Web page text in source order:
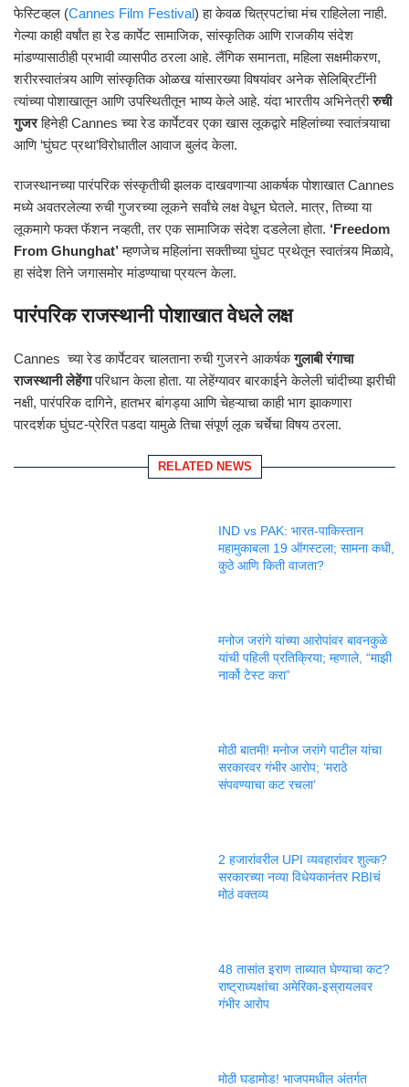
फेस्टिव्हल (Cannes Film Festival) हा केवळ चित्रपटांचा मंच राहिलेला नाही.
गेल्या काही वर्षांत हा रेड कार्पेट सामाजिक, सांस्कृतिक आणि राजकीय संदेश
मांडण्यासाठीही प्रभावी व्यासपीठ ठरला आहे. लैंगिक समानता, महिला सक्षमीकरण,
शरीरस्वातंत्र्य आणि सांस्कृतिक ओळख यांसारख्या विषयांवर अनेक सेलिब्रिटींनी
त्यांच्या पोशाखातून आणि उपस्थितीतून भाष्य केले आहे. यंदा भारतीय अभिनेत्रीरुची
गुजरहिनेही Cannes च्या रेड कार्पेटवर एका खास लूकद्वारे महिलांच्या स्वातंत्र्याचा
आणि ‘घुंघट प्रथा’विरोधातील आवाज बुलंद केला.
राजस्थानच्या पारंपरिक संस्कृतीची झलक दाखवणाऱ्या आकर्षक पोशाखात Cannes
मध्ये अवतरलेल्या रुची गुजरच्या लूकने सर्वांचे लक्ष वेधून घेतले. मात्र, तिच्या या
लूकमागे फक्त फॅशन नव्हती, तर एक सामाजिक संदेश दडलेला होता. ‘Freedom
From Ghunghat’म्हणजेच महिलांना सक्तीच्या घुंघट प्रथेतून स्वातंत्र्य मिळावे,
हा संदेश तिने जगासमोर मांडण्याचा प्रयत्न केला.
पारंपरिक राजस्थानी पोशाखात वेधले लक्ष
Cannes च्या रेड कार्पेटवर चालताना रुची गुजरने आकर्षकगुलाबी रंगाचा
राजस्थानी लेहेंगापरिधान केला होता. या लेहेंग्यावर बारकाईने केलेली चांदीच्या झरीची
नक्षी, पारंपरिक दागिने, हातभर बांगड्या आणि चेहऱ्याचा काही भाग झाकणारा
पारदर्शक घुंघट-प्रेरित पडदा यामुळे तिचा संपूर्ण लूक चर्चेचा विषय ठरला.
RELATED NEWS
IND vs PAK: भारत-पाकिस्तान
महामुकाबला 19 ऑगस्टला; सामना कधी,
कुठे आणि किती वाजता?
मनोज जरांगे यांच्या आरोपांवर बावनकुळे
यांची पहिली प्रतिक्रिया; म्हणाले, “माझी
नार्को टेस्ट करा”
मोठी बातमी! मनोज जरांगे पाटील यांचा
सरकारवर गंभीर आरोप; ‘मराठे
संपवण्याचा कट रचला’
2 हजारांवरील UPI व्यवहारांवर शुल्क?
सरकारच्या नव्या विधेयकानंतर RBIचं
मोठं वक्तव्य
48 तासांत इराण ताब्यात घेण्याचा कट?
राष्ट्राध्यक्षांचा अमेरिका-इस्रायलवर
गंभीर आरोप
मोठी घडामोड! भाजपमधील अंतर्गत